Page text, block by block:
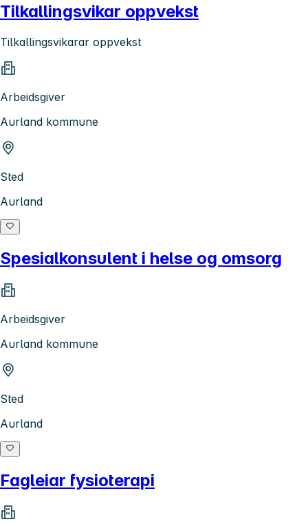
Tilkallingsvikar oppvekst
Tilkallingsvikarar oppvekst
Arbeidsgiver
Aurland kommune
Sted
Aurland
Spesialkonsulent i helse og omsorg
Arbeidsgiver
Aurland kommune
Sted
Aurland
Fagleiar fysioterapi